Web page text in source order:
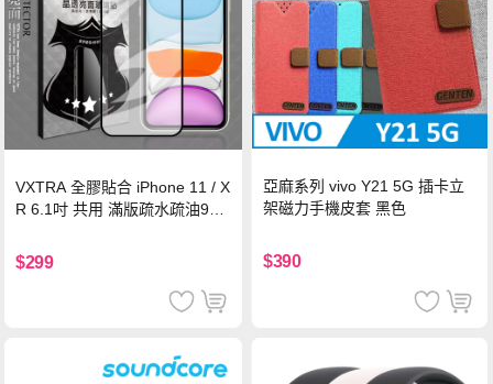
VXTRA 全膠貼合 iPhone 11 / X
R 6.1吋 共用 滿版疏水疏油9H
$299
亞麻系列 vivo Y21 5G 插卡立
架磁力手機皮套 黑色
$390